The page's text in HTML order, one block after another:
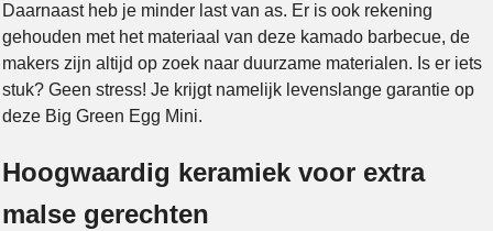
Daarnaast heb je minder last van as. Er is ook rekening
gehouden met het materiaal van deze kamado barbecue, de
makers zijn altijd op zoek naar duurzame materialen. Is er iets
stuk? Geen stress! Je krijgt namelijk levenslange garantie op
deze Big Green Egg Mini.
Hoogwaardig keramiek voor extra
malse gerechten